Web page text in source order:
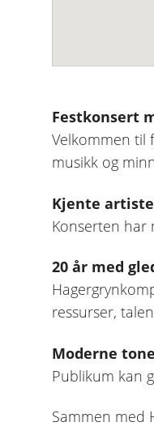
Festkonsert
Velkommen til
musikk og
Kjente
Konserten har
20 år med
ressurser,
Moderne
Publikum kan
Sammen med